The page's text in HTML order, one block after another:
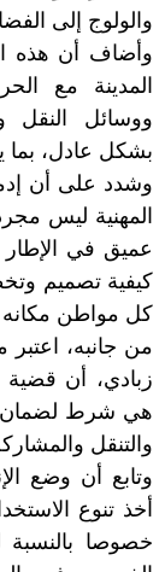
والولوج إلى
وأضاف أن هذه
المدينة مع
ووسائل النقل
بشكل عادل، بما
وشدد على أن
المهنية ليس
عميق في
كيفية تصميم
كل مواطن مكانه
من جانبه، اعتبر
زبادي، أن قضية
هي شرط لضمان
والتنقل
وتابع أن وضع
أخذ تنوع
خصوصا بالنسبة